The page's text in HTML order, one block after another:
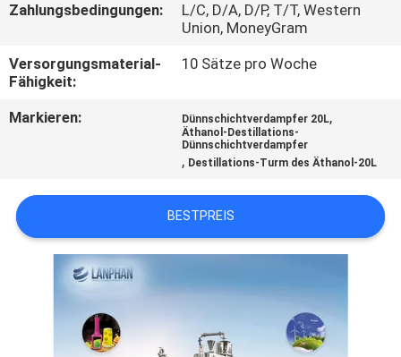
SIE
MIT
UNS
IN
FORDERN
SIE EIN
ZITAT
SITEMAP
Zahlungsbedingungen:
L/C, D/A, D/P, T/T, Western
Union, MoneyGram
Versorgungsmaterial-
Fähigkeit:
10 Sätze pro Woche
Markieren: Dünnschichtverdampfer 20L,
Äthanol-Destillations-
Dünnschichtverdampfer
, Destillations-Turm des Äthanol-20L
BESTPREIS